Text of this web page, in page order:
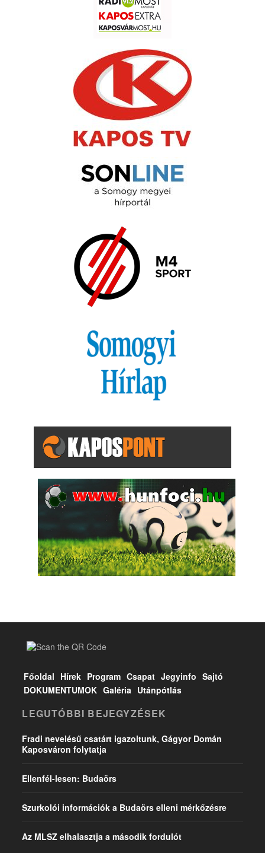
Főoldal Hírek Program Csapat Jegyinfo Sajtó
DOKUMENTUMOK Galéria Utánpótlás
LEGUTÓBBI BEJEGYZÉSEK
Fradi nevelésű csatárt igazoltunk, Gágyor Domán
Kaposváron folytatja
Ellenfél-lesen: Budaörs
Szurkolói információk a Budaörs elleni mérkőzésre
Az MLSZ elhalasztja a második fordulót